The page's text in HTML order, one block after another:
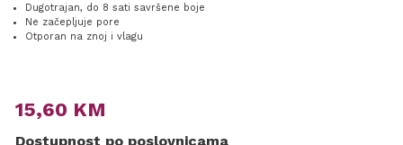
Dugotrajan, do 8 sati savršene boje
Ne začepljuje pore
Otporan na znoj i vlagu
15,60 KM
Dostupnost po poslovnicama